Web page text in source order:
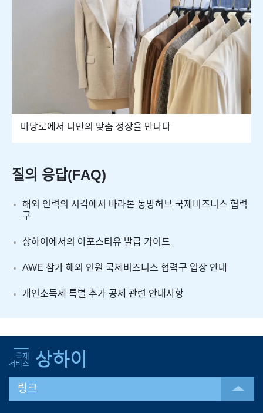
마당로에서 나만의 맞춤 정장을 만나다
질의 응답(FAQ)
해외 인력의 시각에서 바라본 동방허브 국제비즈니스 협력
구
상하이에서의 아포스티유 발급 가이드
AWE 참가 해외 인원 국제비즈니스 협력구 입장 안내
개인소득세 특별 추가 공제 관련 안내사항
링크